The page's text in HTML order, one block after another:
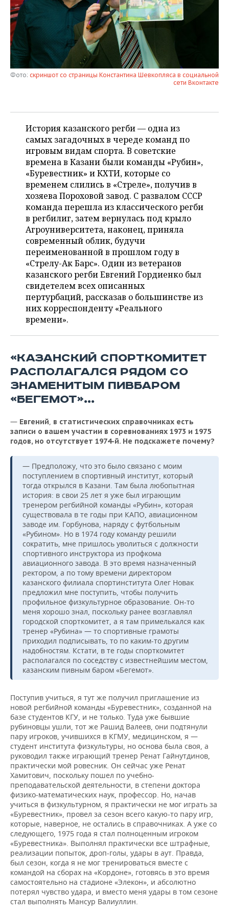
НЕФТЕХИМИЯ
НЕФТЬ
ОПК
ЭНЕРГЕТИКА
РОЗНИЧНАЯ ТОРГОВЛЯ
ТРАНСПОРТ
УСЛУГИ
НОВОСТИ ТЕХНОЛОГИЙ
IT
МЕДИА
МЕРОПРИЯТИЯ
НОВОСТИ МЕРОПРИЯТИЙ
ВЫЕЗДНАЯ РЕДАКЦИЯ
ONLINE-КОНФЕРЕНЦИИ
ОТКРЫТАЯ ЛЕКЦИЯ
СПОРТ
НОВОСТИ СПОРТА
ХОККЕЙ
БАСКЕТБОЛ
ВОЛЕЙБОЛ
КИБЕРСПОРТ
ФИГУРНОЕ КАТАНИЕ
ВОДНЫЕ ВИДЫ СПОРТА
ХОККЕЙ С МЯЧОМ
ОБЩЕСТВО
ВЛАСТЬ
ИНФРАСТРУКТУРА
ИСТОРИЯ
КУЛЬТУРА
МЕДИЦИНА
ОБРАЗОВАНИЕ
ПРОИСШЕСТВИЯ
СЮЖЕТЫ
СПРАВОЧНИК
СПИСОК ПЕРСОН
СПИСОК КОМПАНИЙ
ПОЛНАЯ ВЕРСИЯ
Фото: скриншот со страницы Константина Шевкопляса в социальной
сети Вконтакте
История казанского регби — одна из
самых загадочных в череде команд по
игровым видам спорта. В советские
времена в Казани были команды «Рубин»,
«Буревестник» и КХТИ, которые со
временем слились в «Стреле», получив в
хозяева Пороховой завод. С развалом СССР
команда перешла из классического регби
в регбилиг, затем вернулась под крыло
Агроуниверситета, наконец, приняла
современный облик, будучи
переименованной в прошлом году в
«Стрелу-Ак Барс». Один из ветеранов
казанского регби Евгений Гордиенко был
свидетелем всех описанных
пертурбаций, рассказав о большинстве из
них корреспонденту «Реального
времени».
«КАЗАНСКИЙ СПОРТКОМИТЕТ
РАСПОЛАГАЛСЯ РЯДОМ СО
ЗНАМЕНИТЫМ ПИВБАРОМ
«БЕГЕМОТ»...
— Евгений, в статистических справочниках есть
записи о вашем участии в соревнованиях 1973 и 1975
годов, но отсутствует 1974-й. Не подскажете почему?
— Предположу, что это было связано с моим
поступлением в спортивный институт, который
тогда открылся в Казани. Там была любопытная
история: в свои 25 лет я уже был играющим
тренером регбийной команды «Рубин», которая
существовала в те годы при КАПО, авиационном
заводе им. Горбунова, наряду с футбольным
«Рубином». Но в 1974 году команду решили
сократить, мне пришлось уволиться с должности
спортивного инструктора из профкома
авиационного завода. В это время назначенный
ректором, а по тому времени директором
казанского филиала спортинститута Олег Новак
предложил мне поступить, чтобы получить
профильное физкультурное образование. Он-то
меня хорошо знал, поскольку ранее возглавлял
городской спорткомитет, а я там примелькался как
тренер «Рубина» — то спортивные грамоты
приходил подписывать, то по каким-то другим
надобностям. Кстати, в те годы спорткомитет
располагался по соседству с известнейшим местом,
казанским пивным баром «Бегемот».
Поступив учиться, я тут же получил приглашение из
новой регбийной команды «Буревестник», созданной на
базе студентов КГУ, и не только. Туда уже бывшие
рубиновцы ушли, тот же Рашид Валеев, они подтянули
пару игроков, учившихся в КГМУ, медицинском, я —
студент института физкультуры, но основа была своя, а
руководил также играющий тренер Ренат Гайнутдинов,
практически мой ровесник. Он сейчас уже Ренат
Хамитович, поскольку пошел по учебно-
преподавательской деятельности, в степени доктора
физико-математических наук, профессор. Но, начав
учиться в физкультурном, я практически не мог играть за
«Буревестник», провел за сезон всего какую-то пару игр,
которые, наверное, не остались в справочниках. А уже со
следующего, 1975 года я стал полноценным игроком
«Буревестника». Выполнял практически все штрафные,
реализации попыток, дроп-голы, удары в аут. Правда,
был сезон, когда я не мог тренироваться вместе с
командой на сборах на «Кордоне», готовясь в это время
самостоятельно на стадионе «Элекон», и абсолютно
потерял чувство удара, и вместо меня удары в том сезоне
стал выполнять Мансур Валиуллин.